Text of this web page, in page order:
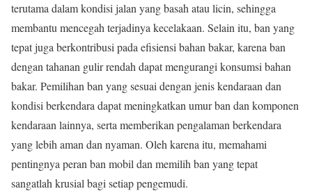
terutama dalam kondisi jalan yang basah atau licin, sehingga
membantu mencegah terjadinya kecelakaan. Selain itu, ban yang
tepat juga berkontribusi pada efisiensi bahan bakar, karena ban
dengan tahanan gulir rendah dapat mengurangi konsumsi bahan
bakar. Pemilihan ban yang sesuai dengan jenis kendaraan dan
kondisi berkendara dapat meningkatkan umur ban dan komponen
kendaraan lainnya, serta memberikan pengalaman berkendara
yang lebih aman dan nyaman. Oleh karena itu, memahami
pentingnya peran ban mobil dan memilih ban yang tepat
sangatlah krusial bagi setiap pengemudi.